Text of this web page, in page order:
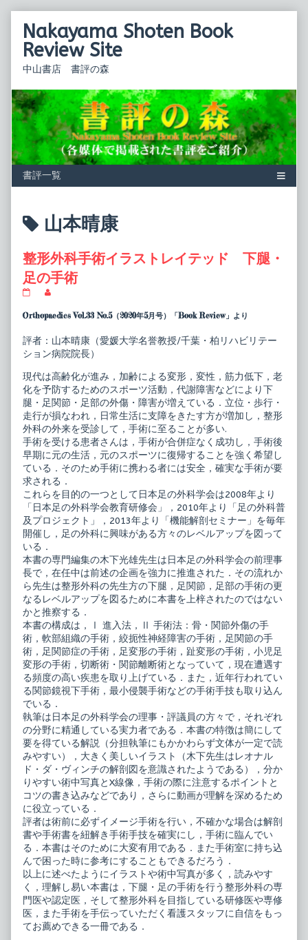
contentNakayama Shoten Book
Review Site
中山書店 書評の森
Posts
tagged
山本晴康
整形外科手術イラストレイテッド 下腿・
足の手術
外
術
イ
ス
ト
レ
イ
テ
ッ
ド
下
腿・
足
の
手
術
published
on
posts
author
of
形
外
科
手
術
イ
ラ
ス
ト
イ
テ
ッ
ド
下
腿・
足
手
術,
Orthopaedics Vol.33 No.5（2020年5月号）「Book Review」より
評者：山本晴康（愛媛大学名誉教授/千葉・柏リハビリテー
ション病院院長）
現代は高齢化が進み，加齢による変形，変性，筋力低下，老
化を予防するためのスポーツ活動，代謝障害などにより下
腿・足関節・足部の外傷・障害が増えている．立位・歩行・
走行が損なわれ，日常生活に支障をきたす方が増加し，整形
外科の外来を受診して，手術に至ることが多い.
手術を受ける患者さんは，手術が合併症なく成功し，手術後
早期に元の生活，元のスポーツに復帰することを強く希望し
ている．そのため手術に携わる者には安全，確実な手術が要
求される．
これらを目的の一つとして日本足の外科学会は2008年より
「日本足の外科学会教育研修会」，2010年より「足の外科普
及プロジェクト」，2013年より「機能解剖セミナー」を毎年
開催し，足の外科に興味がある方々のレベルアップを図って
いる．
本書の専門編集の木下光雄先生は日本足の外科学会の前理事
長で，在任中は前述の企画を強力に推進された．その流れか
ら先生は整形外科の先生方の下腿，足関節，足部の手術の更
なるレベルアップを図るために本書を上梓されたのではない
かと推察する．
本書の構成は，Ⅰ 進入法，Ⅱ 手術法：骨・関節外傷の手
術，軟部組織の手術，絞扼性神経障害の手術，足関節の手
術，足関節症の手術，足変形の手術，趾変形の手術，小児足
変形の手術，切断術・関節離断術となっていて，現在遭遇す
る頻度の高い疾患を取り上げている．また，近年行われてい
る関節鏡視下手術，最小侵襲手術などの手術手技も取り込ん
でいる．
執筆は日本足の外科学会の理事・評議員の方々で，それぞれ
の分野に精通している実力者である．本書の特徴は簡にして
要を得ている解説（分担執筆にもかかわらず文体が一定で読
みやすい），大きく美しいイラスト（木下先生はレオナル
ド・ダ・ヴィンチの解剖図を意識されたようである），分か
りやすい術中写真とX線像，手術の際に注意するポイントと
コツの書き込みなどであり，さらに動画が理解を深めるため
に役立っている．
評者は術前に必ずイメージ手術を行い，不確かな場合は解剖
書や手術書を紐解き手術手技を確実にし，手術に臨んでい
る．本書はそのために大変有用である．また手術室に持ち込
んで困った時に参考にすることもできるだろう．
以上に述べたようにイラストや術中写真が多く，読みやす
く，理解し易い本書は，下腿・足の手術を行う整形外科の専
門医や認定医，そして整形外科を目指している研修医や専修
医，また手術を手伝っていただく看護スタッフに自信をもっ
てお薦めできる一冊である．